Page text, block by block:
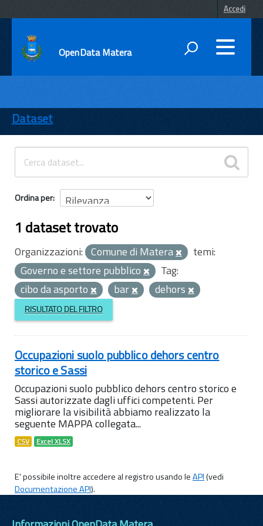
Accedi
OpenData Matera
ENTI
TEMI
INFORMAZIONI
Dataset
Ordina per
1 dataset trovato
Organizzazioni: Comune di Matera
temi:
Governo e settore pubblico
Tag:
cibo da asporto
bar dehors
RISULTATO DEL FILTRO
Occupazioni suolo pubblico dehors centro
storico e Sassi
Occupazioni suolo pubblico dehors centro storico e
Sassi autorizzate dagli uffici competenti. Per
migliorare la visibilità abbiamo realizzato la
seguente MAPPA collegata...
CSV Excel XLSX
E' possibile inoltre accedere al registro usando leAPI(vedi
Documentazione API).